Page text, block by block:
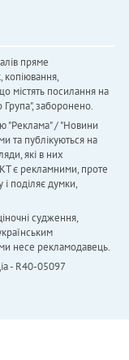
пряме
копіювання,
містять посилання на
Група", заборонено.
"Реклама" / "Новини
та публікуються на
які в них
є рекламними, проте
і поділяє думки,
судження,
несе рекламодавець.
- R40-05097